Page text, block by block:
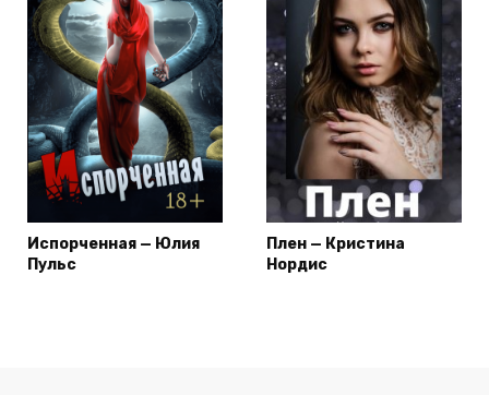
Испорченная — Юлия
Пульс
Плен — Кристина
Нордис